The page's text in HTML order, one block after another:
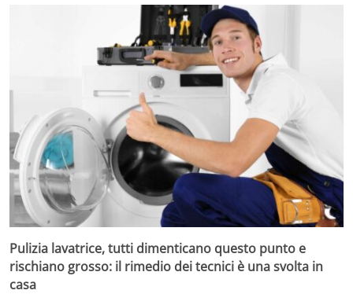
Pulizia lavatrice, tutti dimenticano questo punto e
rischiano grosso: il rimedio dei tecnici è una svolta in
casa